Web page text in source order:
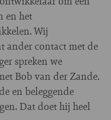
en het
Wij
ander contact met de
spreken we
Bob van der Zande.
en beleggende
Dat doet hij heel